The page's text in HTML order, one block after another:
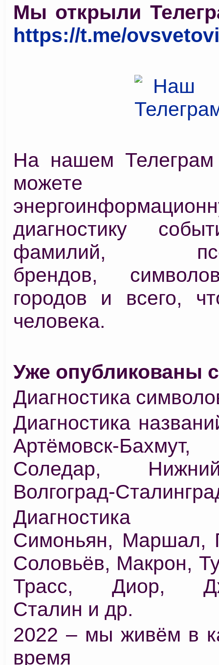
Мы открыли
https://t.me/
На нашем
можете
диагностику
фамилий,
брендов,
городов и всего,
человека.
Уже опубликованы
Диагностика
Диагностика
Артёмовск-Бахмут,
Соледар,
Волгоград-
Диагностика
Симоньян, Маршал,
Соловьёв, Макрон,
Трасс, Диор,
Сталин и др.
2022 – мы живём в
время